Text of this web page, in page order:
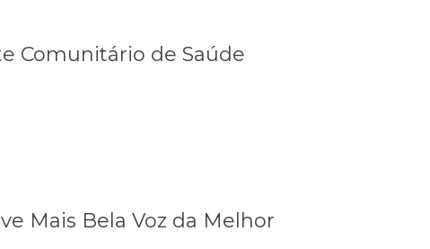
Comunitário de Saúde
Mais Bela Voz da Melhor